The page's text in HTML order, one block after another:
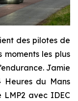
des pilotes de
les plus
Jamie
Heures du Mans
avec IDEC